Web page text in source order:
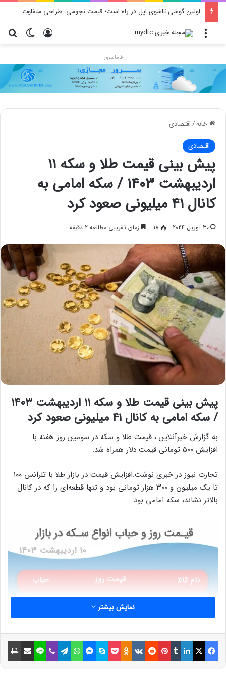
اولین گوشی تاشوی اپل در راه است؛ قیمت نجومی، طراحی متفاوت و زمان رونمایی احتمالی
تغییر ورود منو
فاماسرور
خانه/اقتصادی
اقتصادی
پیش‌ بینی قیمت طلا و سکه ۱۱
اردیبهشت ۱۴۰۳ / سکه امامی به
کانال ۴۱ میلیونی صعود کرد
30 آوریل 2024 18 زمان تقریبی مطالعه 2 دقیقه
پیش‌ بینی قیمت طلا و سکه ۱۱ اردیبهشت ۱۴۰۳
/ سکه امامی به کانال ۴۱ میلیونی صعود کرد
به گزارش خبرآنلاین ، قیمت طلا و سکه در سومین روز هفته با
افزایش ۵۰۰ تومانی قیمت دلار همراه شد.
تجارت نیوز در خبری نوشت:افزایش قیمت در بازار طلا با تلرانس ۱۰۰
تا یک میلیون و ۳۰۰ هزار تومانی بود و تنها قطعه‌ای را که در کانال
بالاتر نشاند،‌ سکه امامی بود.
نمایش بیشتر
فیسبوک ایکس لینکداین تامبلر پینتریست Reddit
VKontakte
Odnoklassniki پاکت اسکایپ مسنجر واتس آپ تلگرام وایبر لاین اشتراک گذاری با ایمیل